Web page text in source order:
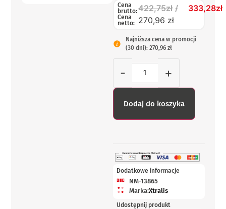
Cena
brutto:422,75zł 333,28zł
Cena
netto: 270,96 zł
Najniższa cena w promocji
(30 dni): 270,96 zł
- +
Dodaj do koszyka
Dodatkowe informacje
NM-13865
Marka:Xtralis
Udostępnij produkt